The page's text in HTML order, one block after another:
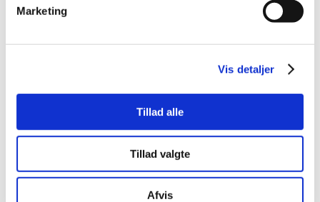
Marketing
Vis detaljer
Tillad alle
Tillad valgte
Afvis
NSK ultralydsspidser
NSK spidser til kondensation/løsning/tilslutning
NSK spidser til vedligeholdelse
Ultralydsspidser til endodonti
Ultralydsspidser til scaling
Purekeys
SprintRay reservedele og tilbehør
SprintRay maskiner